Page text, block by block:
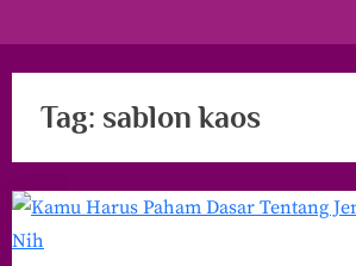
Tag: sablon kaos